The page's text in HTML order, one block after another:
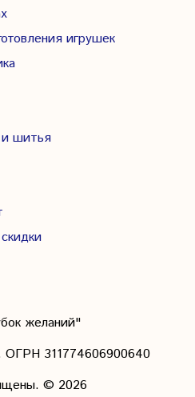
игрушек
шитья
желаний"
ОГРН 311774606900640
© 2026